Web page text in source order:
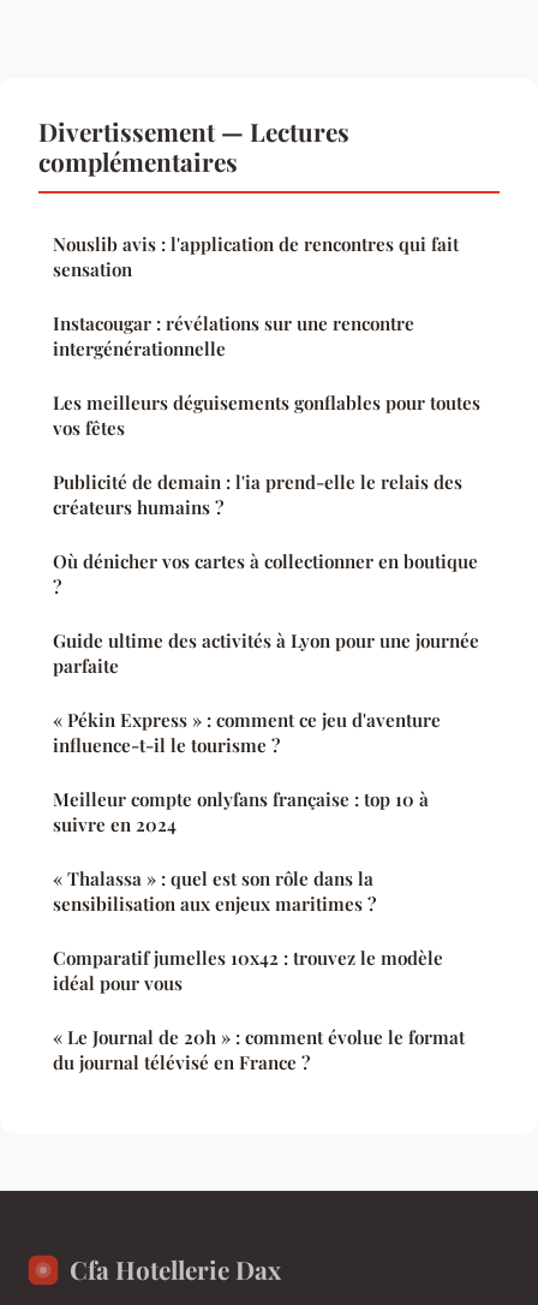
Divertissement — Lectures
complémentaires
Nouslib avis : l'application de rencontres qui fait
sensation
Instacougar : révélations sur une rencontre
intergénérationnelle
Les meilleurs déguisements gonflables pour toutes
vos fêtes
Publicité de demain : l'ia prend-elle le relais des
créateurs humains ?
Où dénicher vos cartes à collectionner en boutique
?
Guide ultime des activités à Lyon pour une journée
parfaite
« Pékin Express » : comment ce jeu d'aventure
influence-t-il le tourisme ?
Meilleur compte onlyfans française : top 10 à
suivre en 2024
« Thalassa » : quel est son rôle dans la
sensibilisation aux enjeux maritimes ?
Comparatif jumelles 10x42 : trouvez le modèle
idéal pour vous
« Le Journal de 20h » : comment évolue le format
du journal télévisé en France ?
Cfa Hotellerie Dax